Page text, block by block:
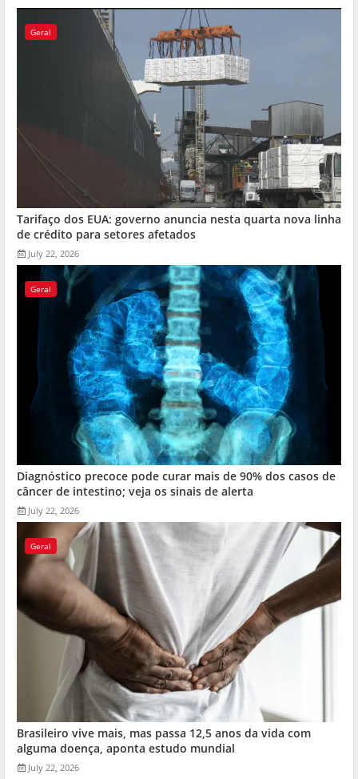
Geral
Tarifaço dos EUA: governo anuncia nesta quarta nova linha
de crédito para setores afetados
July 22, 2026
Geral
Diagnóstico precoce pode curar mais de 90% dos casos de
câncer de intestino; veja os sinais de alerta
July 22, 2026
Geral
Brasileiro vive mais, mas passa 12,5 anos da vida com
alguma doença, aponta estudo mundial
July 22, 2026